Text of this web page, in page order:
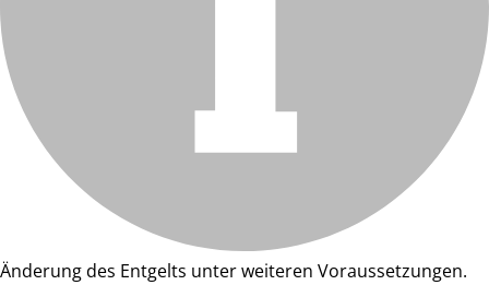
Änderung des Entgelts unter weiteren Voraussetzungen.